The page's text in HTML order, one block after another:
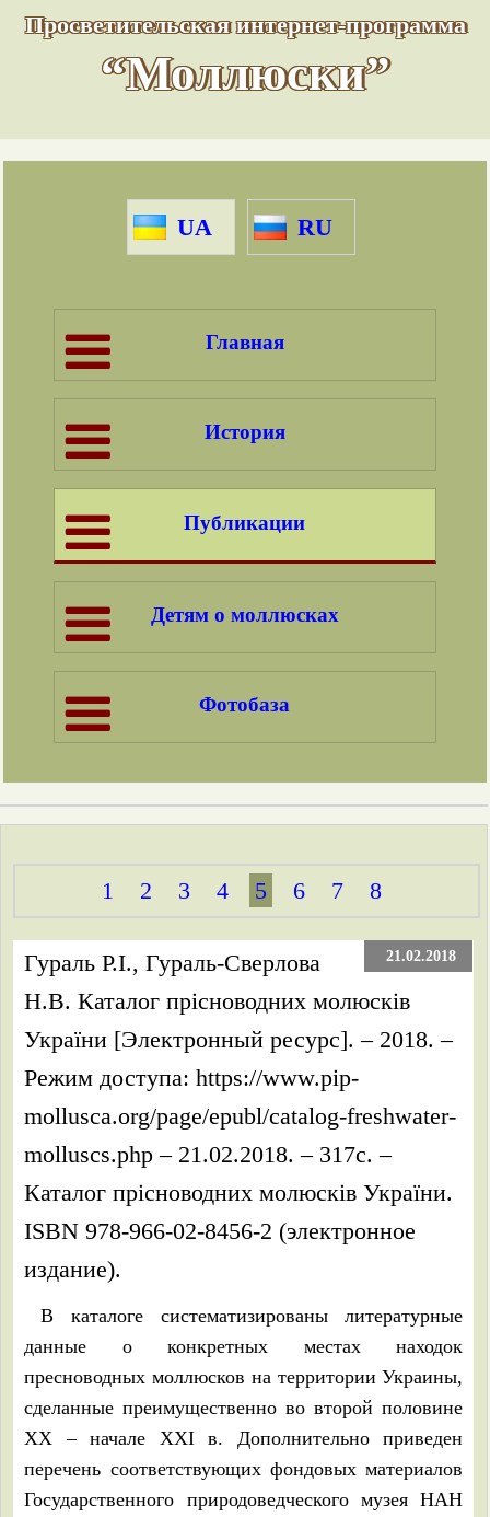
Просветительская интернет-программа
“Моллюски”
UA RU
Главная
История
Публикации
Детям о моллюсках
Фотобаза
1 2 3 4 5 6 7 8
21.02.2018
Гураль Р.І., Гураль-Сверлова
Н.В. Каталог прісноводних молюсків
України [Электронный ресурс]. – 2018. –
Режим доступа: https://www.pip-
mollusca.org/page/epubl/catalog-freshwater-
molluscs.php – 21.02.2018. – 317с. –
Каталог прісноводних молюсків України.
ISBN 978-966-02-8456-2 (электронное
издание).
В каталоге систематизированы литературные
данные о конкретных местах находок
пресноводных моллюсков на территории Украины,
сделанные преимущественно во второй половине
ХХ – начале ХХІ в. Дополнительно приведен
перечень соответствующих фондовых материалов
Государственного природоведческого музея НАН